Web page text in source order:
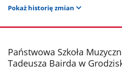
Pokaż historię zmian
stopka
Państwowa Szkoła
Tadeusza Bairda w